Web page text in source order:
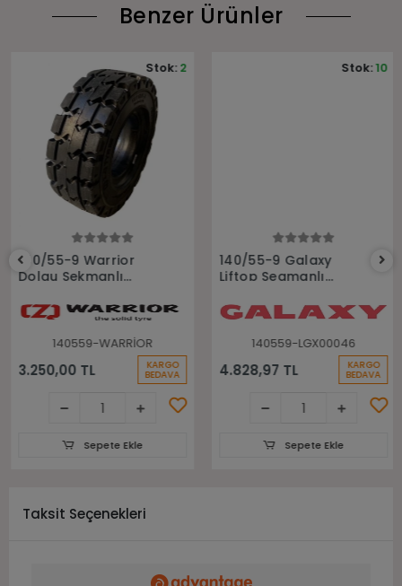
Benzer Ürünler
140/55-9 Warrior
Dolgu Sekmanlı
140559-WARRİOR
3.250,00 TL KARGO
BEDAVA
Stok:2
Sepete Ekle
140/55-9 Galaxy
Liftop Segmanlı
Dolgu Forklift Lastiği
140559-LGX00046
4.828,97 TL KARGO
BEDAVA
Stok:10
Sepete Ekle
Taksit Seçenekleri